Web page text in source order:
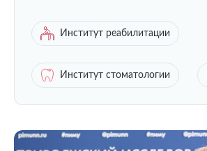
Институт реабилитации
Институт стоматологии